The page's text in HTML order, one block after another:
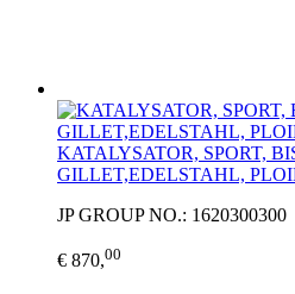
KATALYSATOR, SPORT,
GILLET,EDELSTAHL,
JP GROUP NO.: 1620300300
€ 870,00